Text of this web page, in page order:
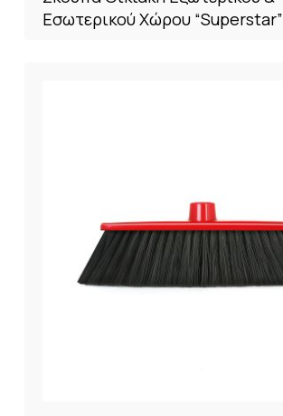
Εσωτερικού Χώρου “Superstar”